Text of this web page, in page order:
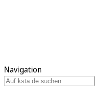
Navigation